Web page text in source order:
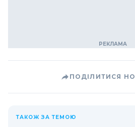
ПОДІЛИТИСЯ
ТАКОЖ ЗА ТЕМОЮ